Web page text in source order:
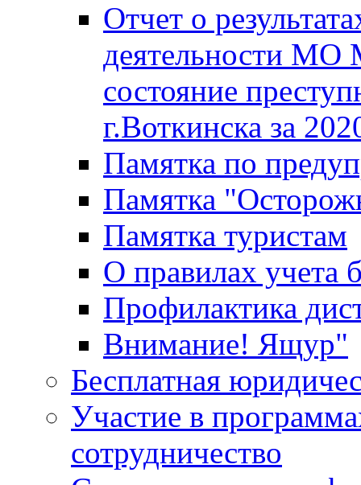
Отчет о
деятельности МО
состояние
г.Воткинска за
Памятка по
Памятка
Памятка туристам
О правилах учета
Профилактика
Внимание! Ящур"
Бесплатная
Участие в
сотрудничество